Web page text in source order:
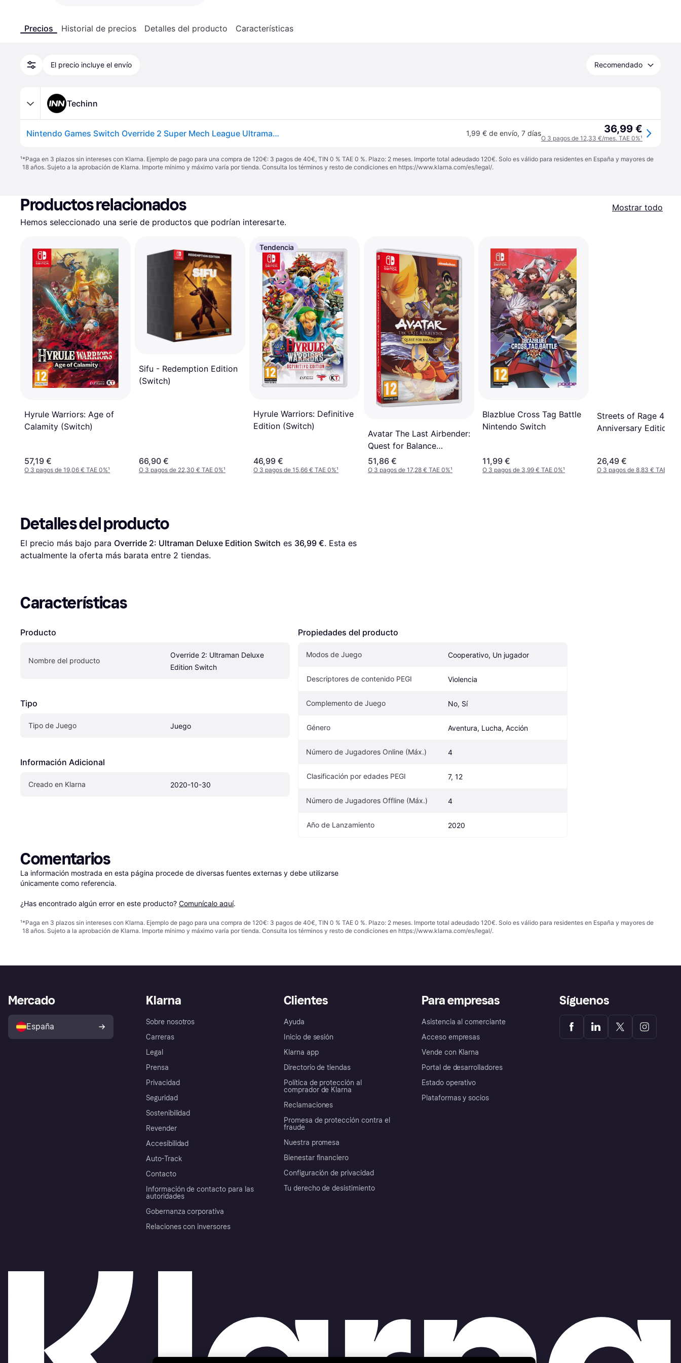
Precios Historial de precios Detalles del producto Características
El precio incluye el envío Recomendado
Techinn
Nintendo Games Switch Override 2 Super Mech League Ultraman Deluxe Edition Transparente PAL 1,99 € de envío, 7 días 36,99 €
O 3 pagos de 12,33 €/mes. TAE 0%¹
¹*Paga en 3 plazos sin intereses con Klarna. Ejemplo de pago para una compra de 120€: 3 pagos de 40€, TIN 0 % TAE 0 %. Plazo: 2 meses. Importe total adeudado 120€. Solo es válido para residentes en España y mayores de
18 años. Sujeto a la aprobación de Klarna. Importe mínimo y máximo varía por tienda. Consulta los términos y resto de condiciones en https://www.klarna.com/es/legal/.
Productos relacionados
Mostrar todo
Hemos seleccionado una serie de productos que podrían interesarte.
Hyrule Warriors: Age of
Calamity (Switch)
57,19 €
O 3 pagos de 19,06 € TAE 0%¹
Sifu - Redemption Edition
(Switch)
66,90 €
O 3 pagos de 22,30 € TAE 0%¹
Tendencia
Hyrule Warriors: Definitive
Edition (Switch)
46,99 €
O 3 pagos de 15,66 € TAE 0%¹
Avatar The Last Airbender:
Quest for Balance
(Switch)
51,86 €
O 3 pagos de 17,28 € TAE 0%¹
Blazblue Cross Tag Battle
Nintendo Switch
11,99 €
O 3 pagos de 3,99 € TAE 0%¹
Streets of Rage 4 -
Anniversary Edition
26,49 €
O 3 pagos de 8,83 € TAE 0%
Detalles del producto
El precio más bajo para Override 2: Ultraman Deluxe Edition Switch es 36,99 €. Esta es
actualmente la oferta más barata entre 2 tiendas.
Características
Producto
Nombre del producto
Override 2: Ultraman Deluxe
Edition Switch
Tipo
Tipo de Juego Juego
Información Adicional
Creado en Klarna 2020-10-30
Propiedades del producto
Modos de Juego Cooperativo, Un jugador
Descriptores de contenido PEGI Violencia
Complemento de Juego No, Sí
Género Aventura, Lucha, Acción
Número de Jugadores Online (Máx.) 4
Clasificación por edades PEGI 7, 12
Número de Jugadores Offline (Máx.) 4
Año de Lanzamiento 2020
Comentarios
La información mostrada en esta página procede de diversas fuentes externas y debe utilizarse
únicamente como referencia.
¿Has encontrado algún error en este producto? Comunícalo aquí.
¹*Paga en 3 plazos sin intereses con Klarna. Ejemplo de pago para una compra de 120€: 3 pagos de 40€, TIN 0 % TAE 0 %. Plazo: 2 meses. Importe total adeudado 120€. Solo es válido para residentes en España y mayores de
18 años. Sujeto a la aprobación de Klarna. Importe mínimo y máximo varía por tienda. Consulta los términos y resto de condiciones en https://www.klarna.com/es/legal/.
Klarna
Sobre nosotros
Carreras
Legal
Prensa
Privacidad
Seguridad
Sostenibilidad
Revender
Accesibilidad
Auto-Track
Contacto
Información de contacto para las
autoridades
Gobernanza corporativa
Relaciones con inversores
Clientes
Ayuda
Inicio de sesión
Klarna app
Directorio de tiendas
Política de protección al
comprador de Klarna
Reclamaciones
Promesa de protección contra el
fraude
Nuestra promesa
Bienestar financiero
Configuración de privacidad
Tu derecho de desistimiento
Para empresas
Asistencia al comerciante
Acceso empresas
Vende con Klarna
Portal de desarrolladores
Estado operativo
Plataformas y socios
Mercado
España
Síguenos